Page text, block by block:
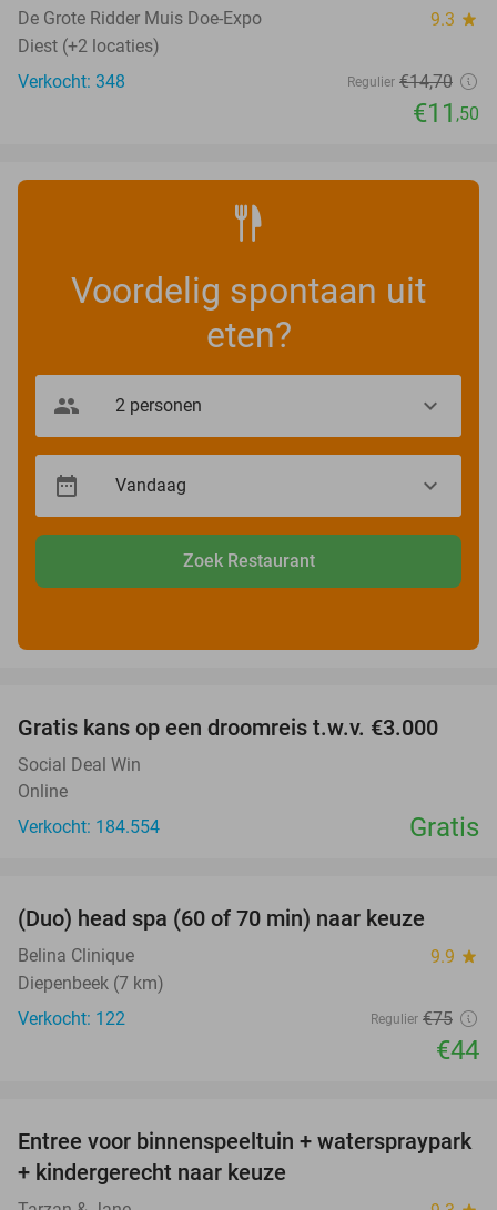
TODAY
De Grote Ridder Muis Doe-Expo 9.3 star
Diest (+2 locaties)
Verkocht: 348
Regulier €14,70
€11 ,50
Voordelig spontaan uit
eten?
Zoek Restaurant
Gratis kans op een droomreis t.w.v. €3.000
Social Deal Win
Online
Verkocht: 184.554
Gratis
(Duo) head spa (60 of 70 min) naar keuze
Belina Clinique 9.9 star
Diepenbeek (7 km)
Verkocht: 122
Regulier €75
€44
40%
Entree voor binnenspeeltuin + waterspraypark
+ kindergerecht naar keuze